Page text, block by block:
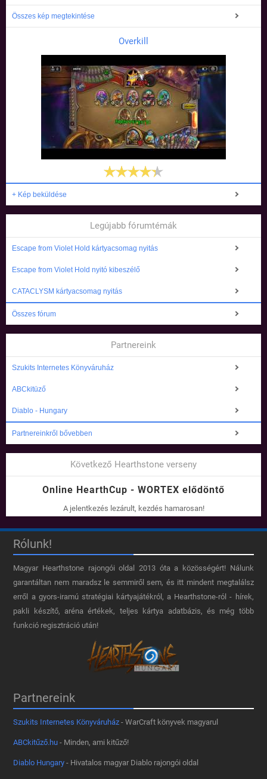
Összes kép megtekintése
Overkill
+ Kép beküldése
Legújabb fórumtémák
Escape from Violet Hold kártyacsomag nyitás
Escape from Violet Hold nyitó kibeszélő
CATACLYSM kártyacsomag nyitás
Összes fórum
Partnereink
Szukits Internetes Könyváruház
ABCkitüző
Diablo - Hungary
Partnereinkről bővebben
Következő Hearthstone verseny
Online HearthCup - WORTEX elődöntő
A jelentkezés lezárult, kezdés hamarosan!
Rólunk!
Magyar Hearthstone​ rajongói oldal 2013 óta a közösségért! Nálunk
garantáltan nem maradsz le semmiről sem, és itt mindent megtalálsz
erről a gyors-iramú stratégiai kártyajátékról, a Hearthstone-ról - hírek,
pakli készítő, aréna értékek, teljes kártya adatbázis, és még több
funkció regisztráció után!
Partnereink
Szukits Internetes Könyváruház - WarCraft könyvek magyarul
ABCkitűző.hu - Minden, ami kitűző!
Diablo Hungary - Hivatalos magyar Diablo rajongói oldal